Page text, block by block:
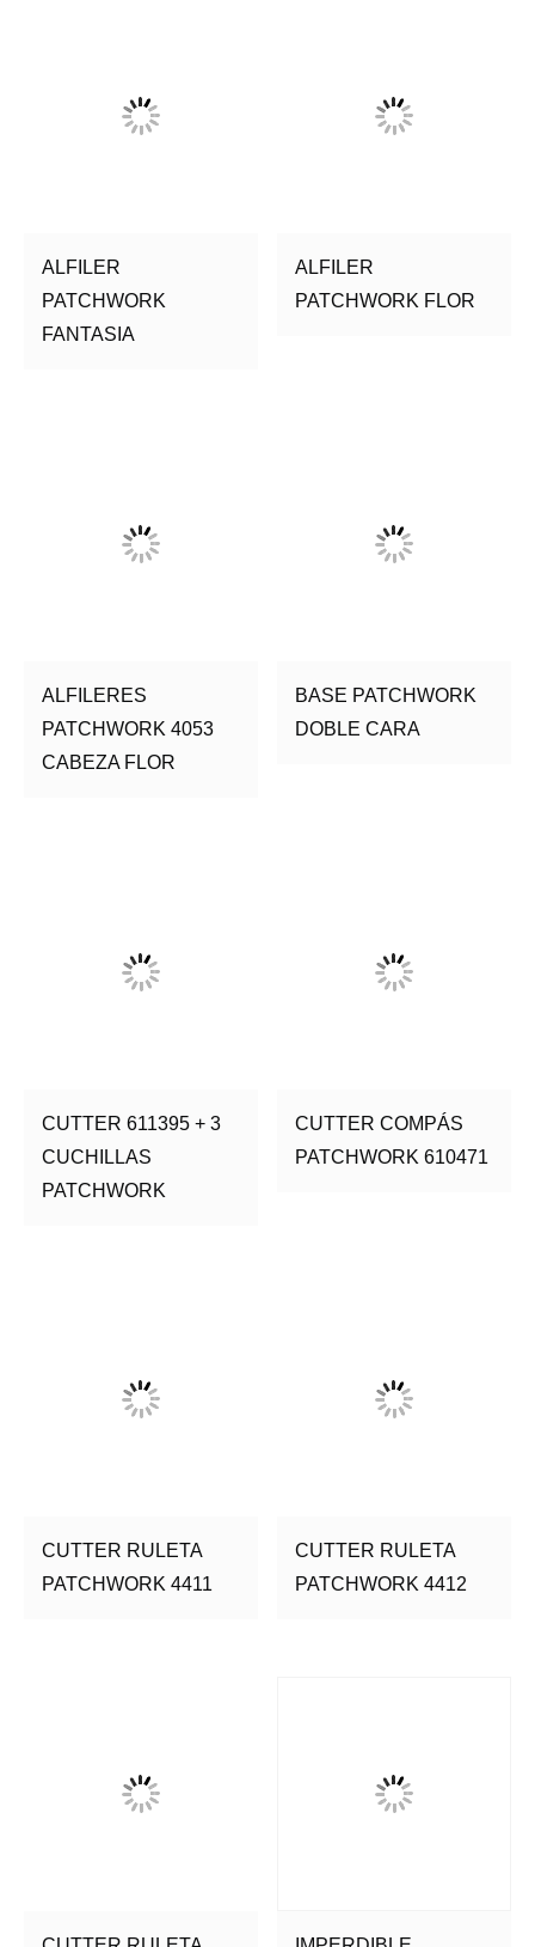
ALFILER
PATCHWORK
FANTASIA
ALFILER
PATCHWORK FLOR
ALFILERES
PATCHWORK 4053
CABEZA FLOR
BASE PATCHWORK
DOBLE CARA
CUTTER 611395 + 3
CUCHILLAS
PATCHWORK
CUTTER COMPÁS
PATCHWORK 610471
CUTTER RULETA
PATCHWORK 4411
CUTTER RULETA
PATCHWORK 4412